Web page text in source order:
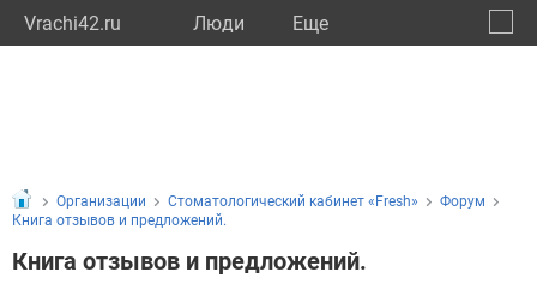
Vrachi42.ru Люди Eще
Организации Стоматологический кабинет «Fresh»
Форум
Книга отзывов и предложений.
Книга отзывов и предложений.